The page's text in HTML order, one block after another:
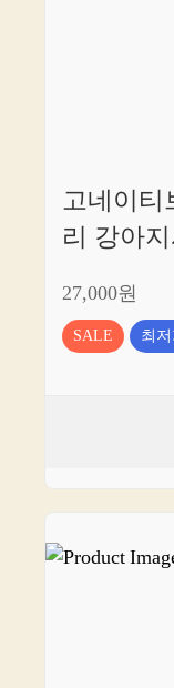
고네이티
리 강아
27,000원
SALE 최